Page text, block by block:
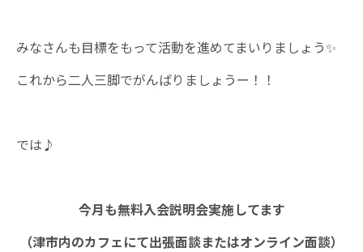
みなさんも目標をもって活動を進めてまいりましょう✨
これから二人三脚でがんばりましょうー！！
では♪
今月も無料入会説明会実施してます
（津市内のカフェにて出張面談またはオンライン面談）